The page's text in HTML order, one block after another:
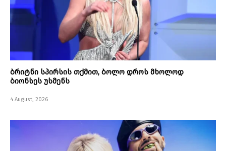
ბრიტნი სპირსის თქმით, ბოლო დროს მხოლოდ
ბიონსეს უსმენს
4 August, 2026